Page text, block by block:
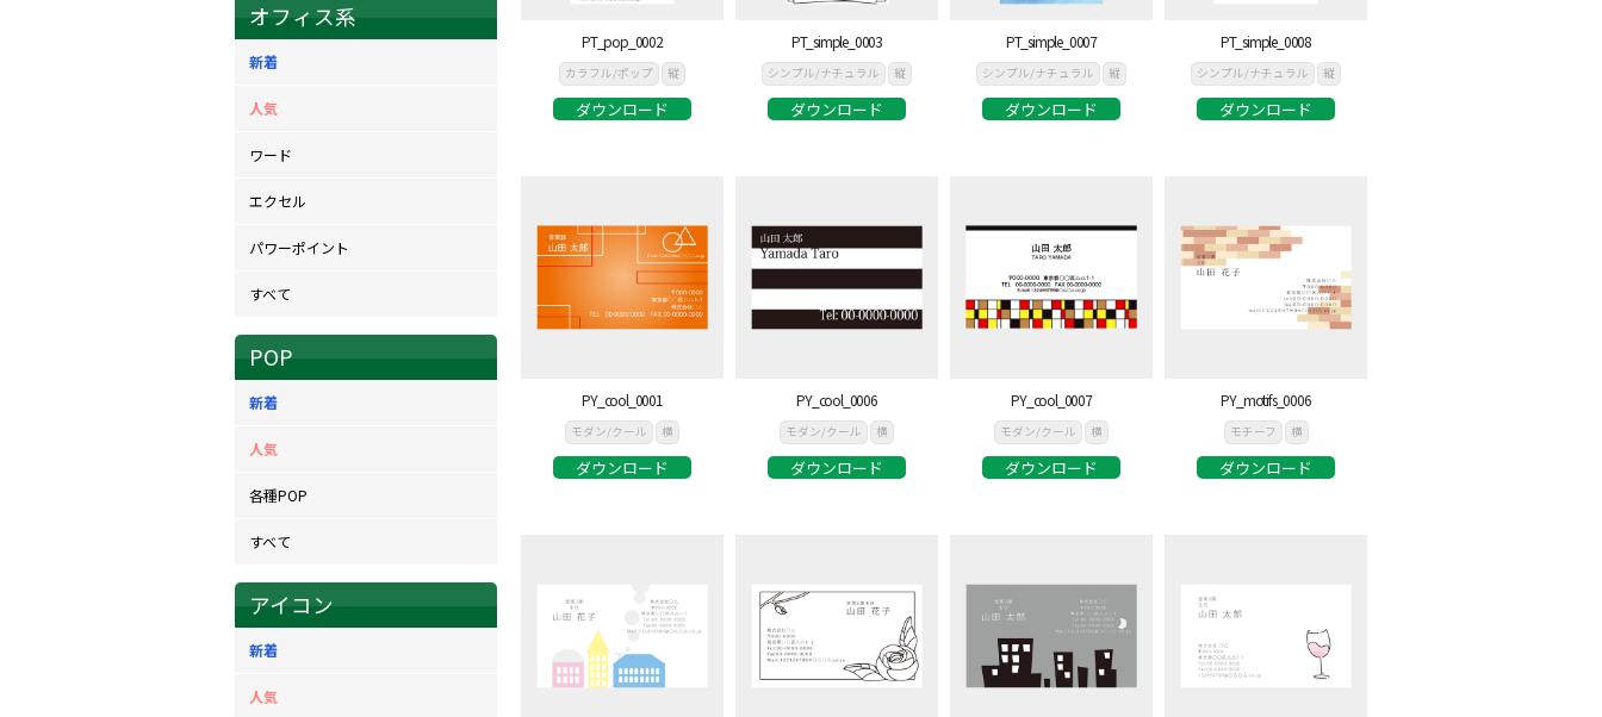
PT_pop_0002
カラフル/ポップ 縦
ダウンロード
PT_simple_0003
シンプル/ナチュラル 縦
ダウンロード
PT_simple_0007
シンプル/ナチュラル 縦
ダウンロード
PT_simple_0008
シンプル/ナチュラル 縦
ダウンロード
PY_cool_0001
モダン/クール 横
ダウンロード
PY_cool_0006
モダン/クール 横
ダウンロード
PY_cool_0007
モダン/クール 横
ダウンロード
PY_motifs_0006
モチーフ 横
ダウンロード
オフィス系
新着
人気
ワード
エクセル
パワーポイント
すべて
POP
新着
人気
各種POP
すべて
アイコン
新着
人気